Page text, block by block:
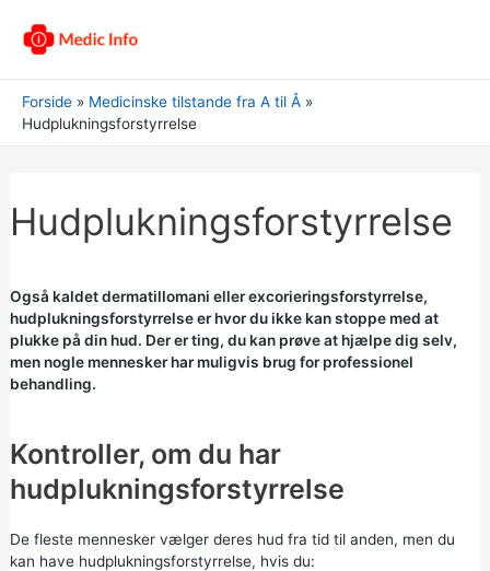
Forside
Medicinske tilstande fra A til Å
Hudplukningsforstyrrelse
Hudplukningsforstyrrelse
Også kaldet dermatillomani eller excorieringsforstyrrelse,
hudplukningsforstyrrelse er hvor du ikke kan stoppe med at
plukke på din hud. Der er ting, du kan prøve at hjælpe dig selv,
men nogle mennesker har muligvis brug for professionel
behandling.
Kontroller, om du har
hudplukningsforstyrrelse
De fleste mennesker vælger deres hud fra tid til anden, men du
kan have hudplukningsforstyrrelse, hvis du: